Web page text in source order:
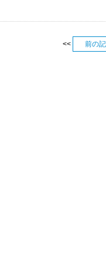
<< 前の